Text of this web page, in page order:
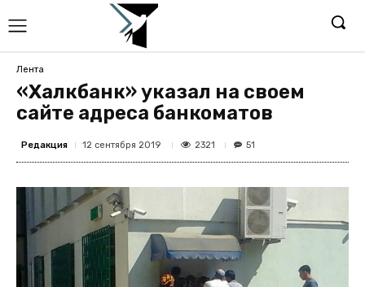
Лента
«Халкбанк» указал на своем
сайте адреса банкоматов
Редакция 12 сентября 2019 2321 51